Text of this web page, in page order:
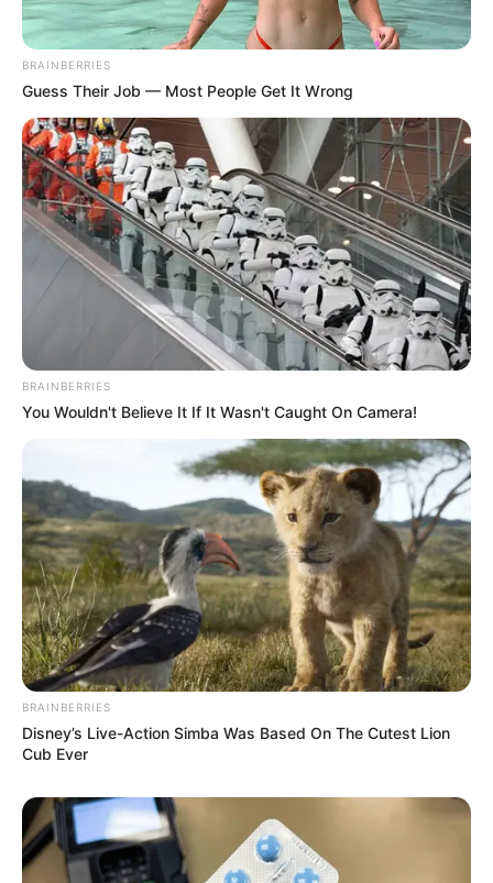
BRAINBERRIES
Guess Their Job — Most People Get It Wrong
BRAINBERRIES
You Wouldn't Believe It If It Wasn't Caught On Camera!
BRAINBERRIES
Disney’s Live-Action Simba Was Based On The Cutest Lion
Cub Ever